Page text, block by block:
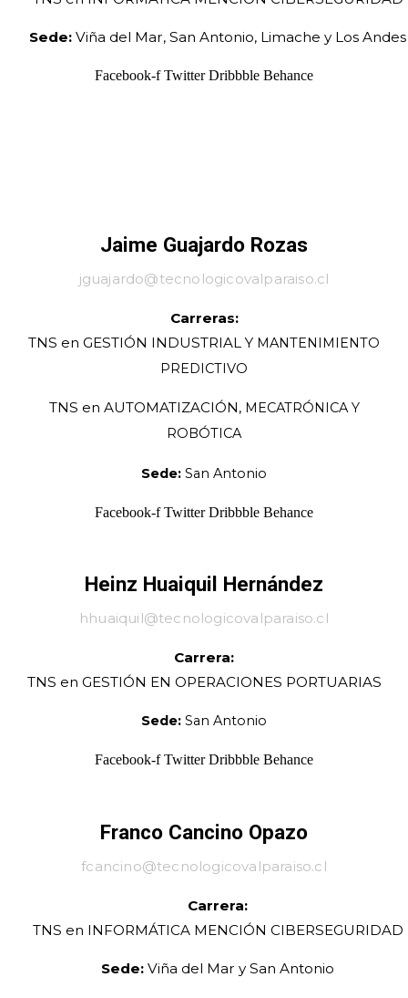
Sede: Viña del Mar, San Antonio, Limache y Los Andes
Facebook-f Twitter Dribbble Behance
Jaime Guajardo Rozas
jguajardo@tecnologicovalparaiso.cl
Carreras:
TNS en GESTIÓN INDUSTRIAL Y MANTENIMIENTO
PREDICTIVO
TNS en AUTOMATIZACIÓN, MECATRÓNICA Y
ROBÓTICA
Sede: San Antonio
Facebook-f Twitter Dribbble Behance
Heinz Huaiquil Hernández
hhuaiquil@tecnologicovalparaiso.cl
Carrera:
TNS en GESTIÓN EN OPERACIONES PORTUARIAS
Sede: San Antonio
Facebook-f Twitter Dribbble Behance
Franco Cancino Opazo
fcancino@tecnologicovalparaiso.cl
Carrera:
TNS en INFORMÁTICA MENCIÓN CIBERSEGURIDAD
Sede: Viña del Mar y San Antonio